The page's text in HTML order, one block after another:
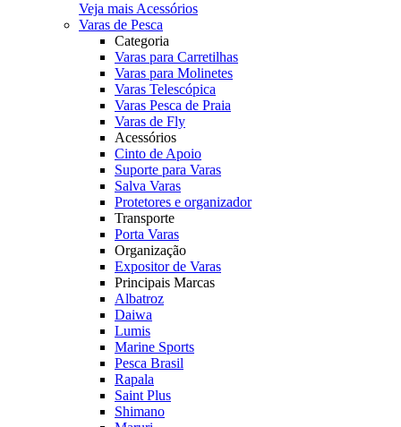
Veja mais Acessórios
Varas de Pesca
Categoria
Varas para Carretilhas
Varas para Molinetes
Varas Telescópica
Varas Pesca de Praia
Varas de Fly
Acessórios
Cinto de Apoio
Suporte para Varas
Salva Varas
Protetores e organizador
Transporte
Porta Varas
Organização
Expositor de Varas
Principais Marcas
Albatroz
Daiwa
Lumis
Marine Sports
Pesca Brasil
Rapala
Saint Plus
Shimano